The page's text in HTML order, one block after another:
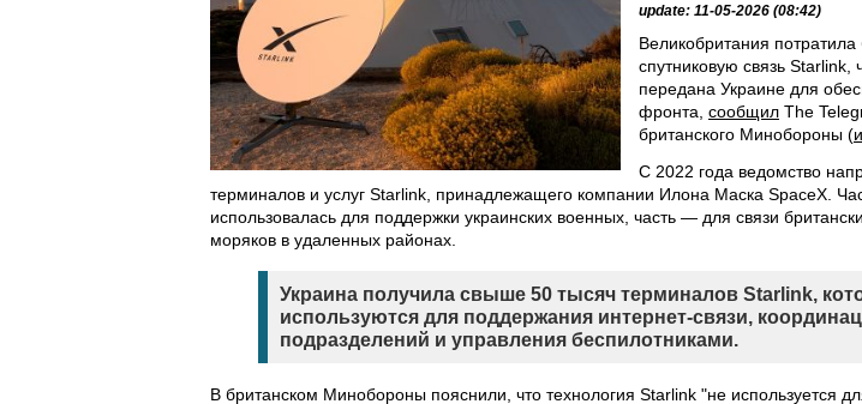
update: 11-05-2026 (08:42)
Великобритания
спутниковую связь Starlink,
передана Украине для
фронта, сообщил The
британского Минобороны (
С 2022 года ведомство
терминалов и услуг Starlink, принадлежащего компании Илона Маска SpaceX.
использовалась для поддержки украинских военных, часть — для связи
моряков в удаленных районах.
Украина получила свыше 50 тысяч терминалов Starlink,
используются для поддержания интернет-связи,
подразделений и управления беспилотниками.
В британском Минобороны пояснили, что технология Starlink "не используется